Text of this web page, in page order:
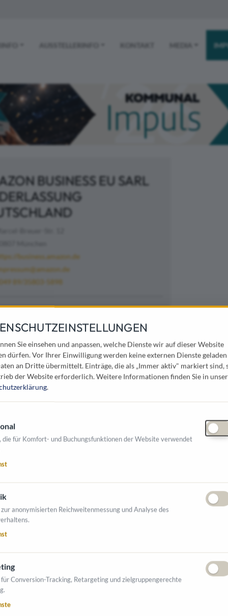
BUSINESS EU SARL
business.amazon.de
89/35803-5898
Marktplatzmodell für den öffentlichen
Klicks haben Sie Zugriff auf ein
Händler sowie Millionen weiterer
zuverlässiger Lieferung
Kosteneinsparungen
moderne, effiziente Beschaffung im
Ihre Prozesse und sparen Sie wertvolle
AUSSTELLER
Sie einsehen und anpassen, welche Dienste wir auf dieser Website
dürfen. Vor Ihrer Einwilligung werden keine externen Dienste
an Dritte übermittelt. Einträge, die als „Immer aktiv" markiert sind,
der Website erforderlich.Weitere Informationen finden Sie in
.
die für Komfort- und Buchungsfunktionen der Website verwendet
anonymisierten Reichweitenmessung und Analyse des
Conversion-Tracking, Retargeting und zielgruppengerechte